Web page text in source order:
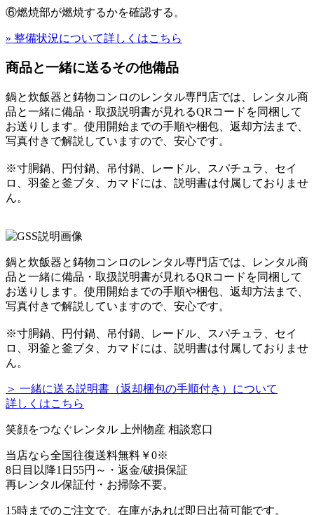
⑥燃焼部が燃焼するかを確認する。
» 整備状況について詳しくはこちら
商品と一緒に送るその他備品
鍋と炊飯器と鋳物コンロのレンタル専門店では、レンタル商
品と一緒に備品・取扱説明書が見れるQRコードを同梱して
お送りします。使用開始までの手順や梱包、返却方法まで、
写真付きで解説していますので、安心です。
※寸胴鍋、円付鍋、吊付鍋、レードル、スパチュラ、セイ
ロ、羽釜と釜ブタ、カマドには、説明書は付属しておりませ
ん。
鍋と炊飯器と鋳物コンロのレンタル専門店では、レンタル商
品と一緒に備品・取扱説明書が見れるQRコードを同梱して
お送りします。使用開始までの手順や梱包、返却方法まで、
写真付きで解説していますので、安心です。
※寸胴鍋、円付鍋、吊付鍋、レードル、スパチュラ、セイ
ロ、羽釜と釜ブタ、カマドには、説明書は付属しておりませ
ん。
＞ 一緒に送る説明書（返却梱包の手順付き）について
詳しくはこちら
笑顔をつなぐレンタル 上州物産 相談窓口
当店なら全国往復送料無料￥0※
8日目以降1日 55円～ ・返金/破損保証
再レンタル保証付・お掃除不要。
15時までのご注文で、 在庫があれば即日出荷可能です。